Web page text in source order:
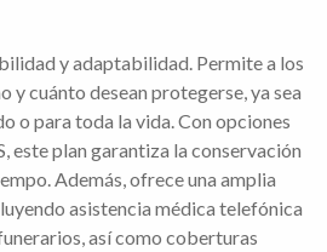
y adaptabilidad. Permite a los
y cuánto desean protegerse, ya sea
o para toda la vida. Con opciones
este plan garantiza la conservación
Además, ofrece una amplia
asistencia médica telefónica
así como coberturas